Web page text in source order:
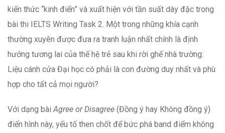
kiến thức “kinh điển” và xuất hiện với tần suất dày đặc trong
bài thi IELTS Writing Task 2. Một trong những khía cạnh
thường xuyên được đưa ra tranh luận nhất chính là định
hướng tương lai của thế hệ trẻ sau khi rời ghế nhà trường:
Liệu cánh cửa Đại học có phải là con đường duy nhất và phù
hợp cho tất cả mọi người?
Với dạng bàiAgree or Disagree (Đồng ý hay Không đồng ý)
điển hình này, yếu tố then chốt để bức phá band điểm không